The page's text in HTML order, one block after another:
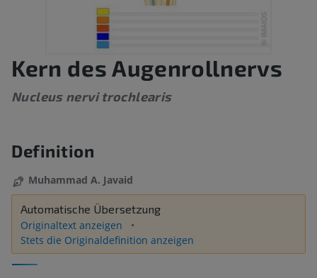
Kern des Augenrollnervs
Nucleus nervi trochlearis
Definition
Muhammad A. Javaid
Automatische Übersetzung
Originaltext anzeigen
Stets die Originaldefinition anzeigen